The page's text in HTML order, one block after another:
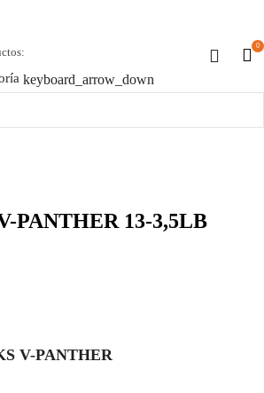
0
keyboard_arrow_down
PANTHER 13-3,5LB
V-PANTHER